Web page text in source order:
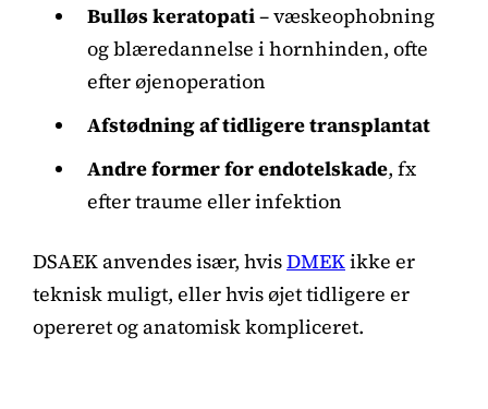
Bulløs keratopati– væskeophobning
og blæredannelse i hornhinden, ofte
efter øjenoperation
Afstødning af tidligere transplantat
Andre former for endotelskade, fx
efter traume eller infektion
DSAEK anvendes især, hvisDMEKikke er
teknisk muligt, eller hvis øjet tidligere er
opereret og anatomisk kompliceret.